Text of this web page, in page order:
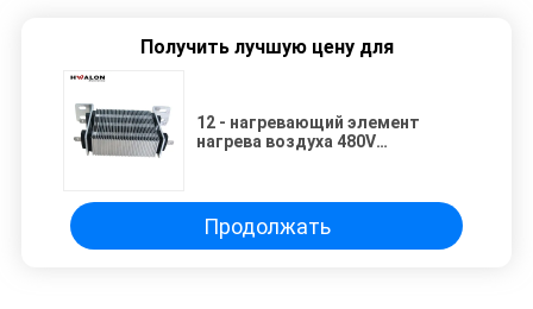
Получить лучшую цену для
12 - нагревающий элемент
нагрева воздуха 480V
Продолжать